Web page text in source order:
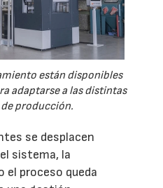
están disponibles
adaptarse a las distintas
producción.
se desplacen
sistema, la
el proceso queda